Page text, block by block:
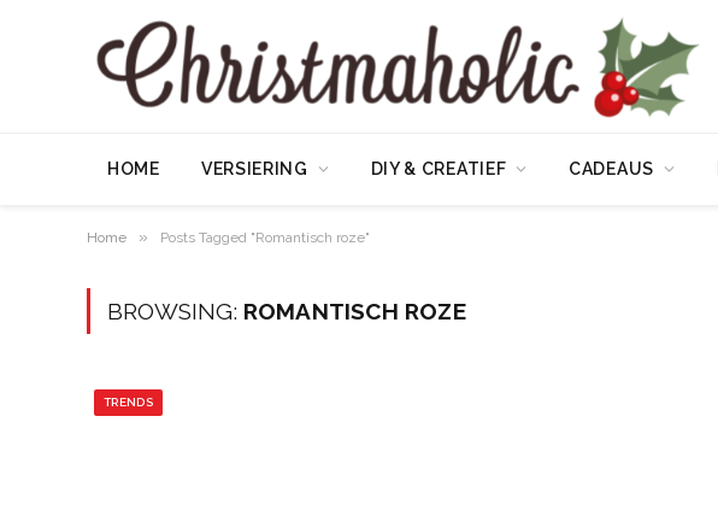
HOME VERSIERING DIY & CREATIEF CADEAUS
Home » Posts Tagged "Romantisch roze"
BROWSING: ROMANTISCH ROZE
TRENDS